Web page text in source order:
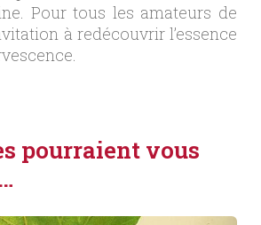
Pour tous les amateurs de
à redécouvrir l’essence
pourraient vous